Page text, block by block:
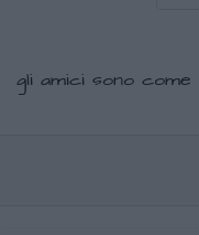
gli amici sono